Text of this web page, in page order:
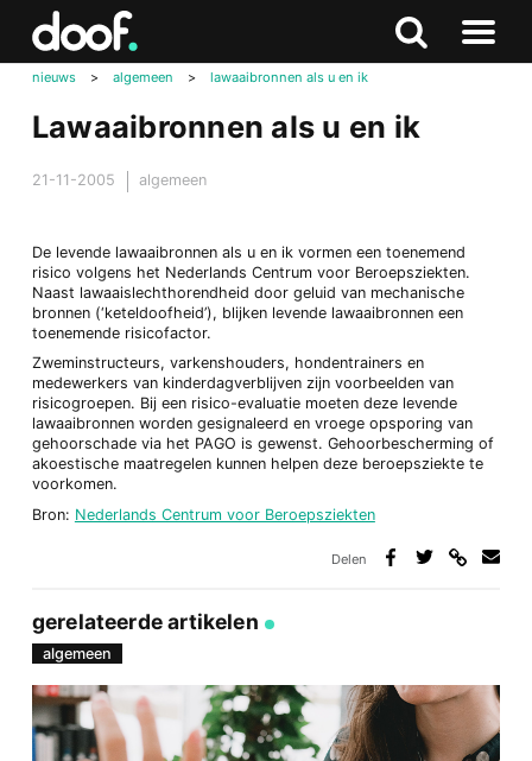
Zoeken
Naar
nieuws > algemeen > lawaaibronnen als u en ik
Lawaaibronnen als u en ik
21-11-2005 algemeen
De levende lawaaibronnen als u en ik vormen een toenemend
risico volgens het Nederlands Centrum voor Beroepsziekten.
Naast lawaaislechthorendheid door geluid van mechanische
bronnen (‘keteldoofheid’), blijken levende lawaaibronnen een
toenemende risicofactor.
Zweminstructeurs, varkenshouders, hondentrainers en
medewerkers van kinderdagverblijven zijn voorbeelden van
risicogroepen. Bij een risico-evaluatie moeten deze levende
lawaaibronnen worden gesignaleerd en vroege opsporing van
gehoorschade via het PAGO is gewenst. Gehoorbescherming of
akoestische maatregelen kunnen helpen deze beroepsziekte te
voorkomen.
Bron: Nederlands Centrum voor Beroepsziekten
Delen
gerelateerde artikelen
algemeen
Doof.nl
Zoeken